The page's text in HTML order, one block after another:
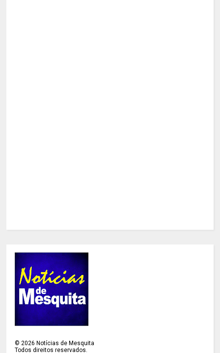
©2026 Notícias de Mesquita
Todos direitos reservados.